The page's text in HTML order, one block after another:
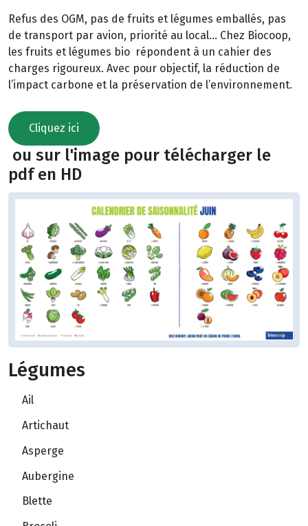
Refus des OGM, pas de fruits et légumes emballés, pas
de transport par avion, priorité au local… Chez Biocoop,
les fruits et légumes bio répondent à un cahier des
charges rigoureux. Avec pour objectif, la réduction de
l’impact carbone et la préservation de l’environnement.
Cliquez ici
ou sur l'image pour télécharger le
pdf en HD
Légumes
Ail
Artichaut
Asperge
Aubergine
Blette